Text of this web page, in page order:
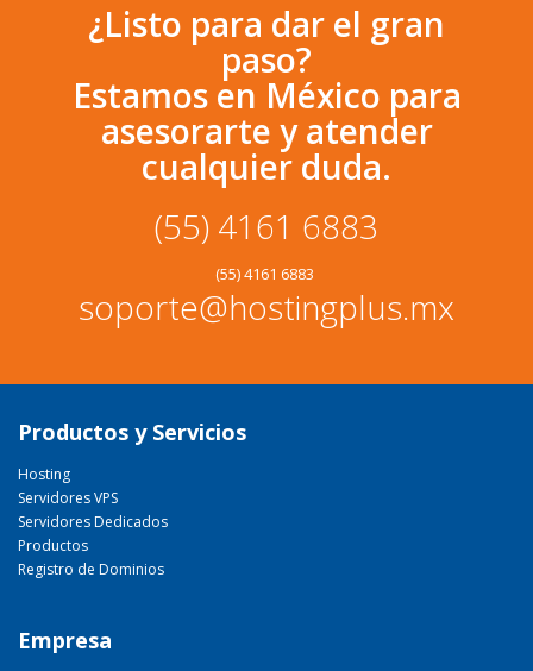
¿Listo para dar el gran
paso?
Estamos en México para
asesorarte y atender
cualquier duda.
(55) 4161 6883
(55) 4161 6883
soporte@hostingplus.mx
Productos y Servicios
Hosting
Servidores VPS
Servidores Dedicados
Productos
Registro de Dominios
Empresa